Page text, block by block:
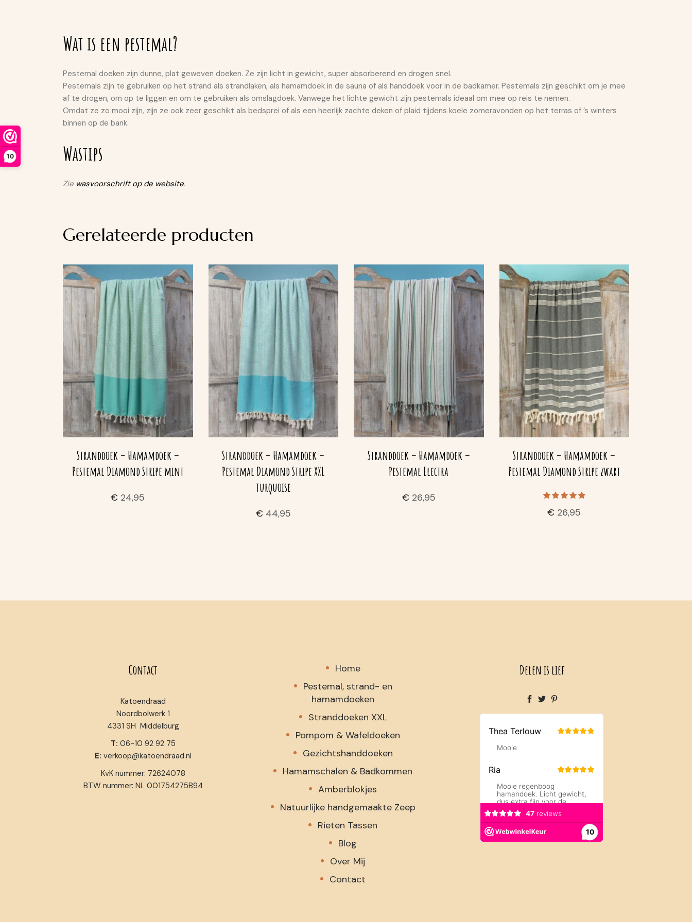
10
Wat is een pestemal?
Pestemal doeken zijn dunne, plat geweven doeken. Ze zijn licht in gewicht, super absorberend en drogen snel.
Pestemals zijn te gebruiken op het strand als strandlaken, als hamamdoek in de sauna of als handdoek voor in de badkamer. Pestemals zijn geschikt om je mee
af te drogen, om op te liggen en om te gebruiken als omslagdoek. Vanwege het lichte gewicht zijn pestemals ideaal om mee op reis te nemen.
Omdat ze zo mooi zijn, zijn ze ook zeer geschikt als bedsprei of als een heerlijk zachte deken of plaid tijdens koele zomeravonden op het terras of ’s winters
binnen op de bank.
Wastips
Zie wasvoorschrift op de website.
Gerelateerde producten
Stranddoek – Hamamdoek –
Pestemal Diamond Stripe mint
€ 24,95
Stranddoek – Hamamdoek –
Pestemal Diamond Stripe XXL
turquoise
€ 44,95
Stranddoek – Hamamdoek –
Pestemal Electra
€ 26,95
Stranddoek – Hamamdoek –
Pestemal Diamond Stripe zwart
€ 26,95
Contact
Katoendraad
Noordbolwerk 1
4331 SH Middelburg
T: 06-10 92 92 75
E: verkoop@katoendraad.nl
KvK nummer: 72624078
BTW nummer: NL 001754275B94
Home
Pestemal, strand- en
hamamdoeken
Stranddoeken XXL
Pompom & Wafeldoeken
Gezichtshanddoeken
Hamamschalen & Badkommen
Amberblokjes
Natuurlijke handgemaakte Zeep
Rieten Tassen
Blog
Over Mij
Contact
Delen is lief